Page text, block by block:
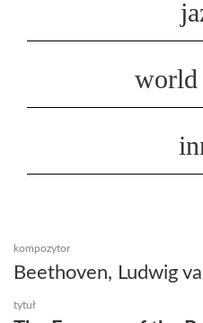
world
kompozytor
Beethoven, Ludwig
tytuł